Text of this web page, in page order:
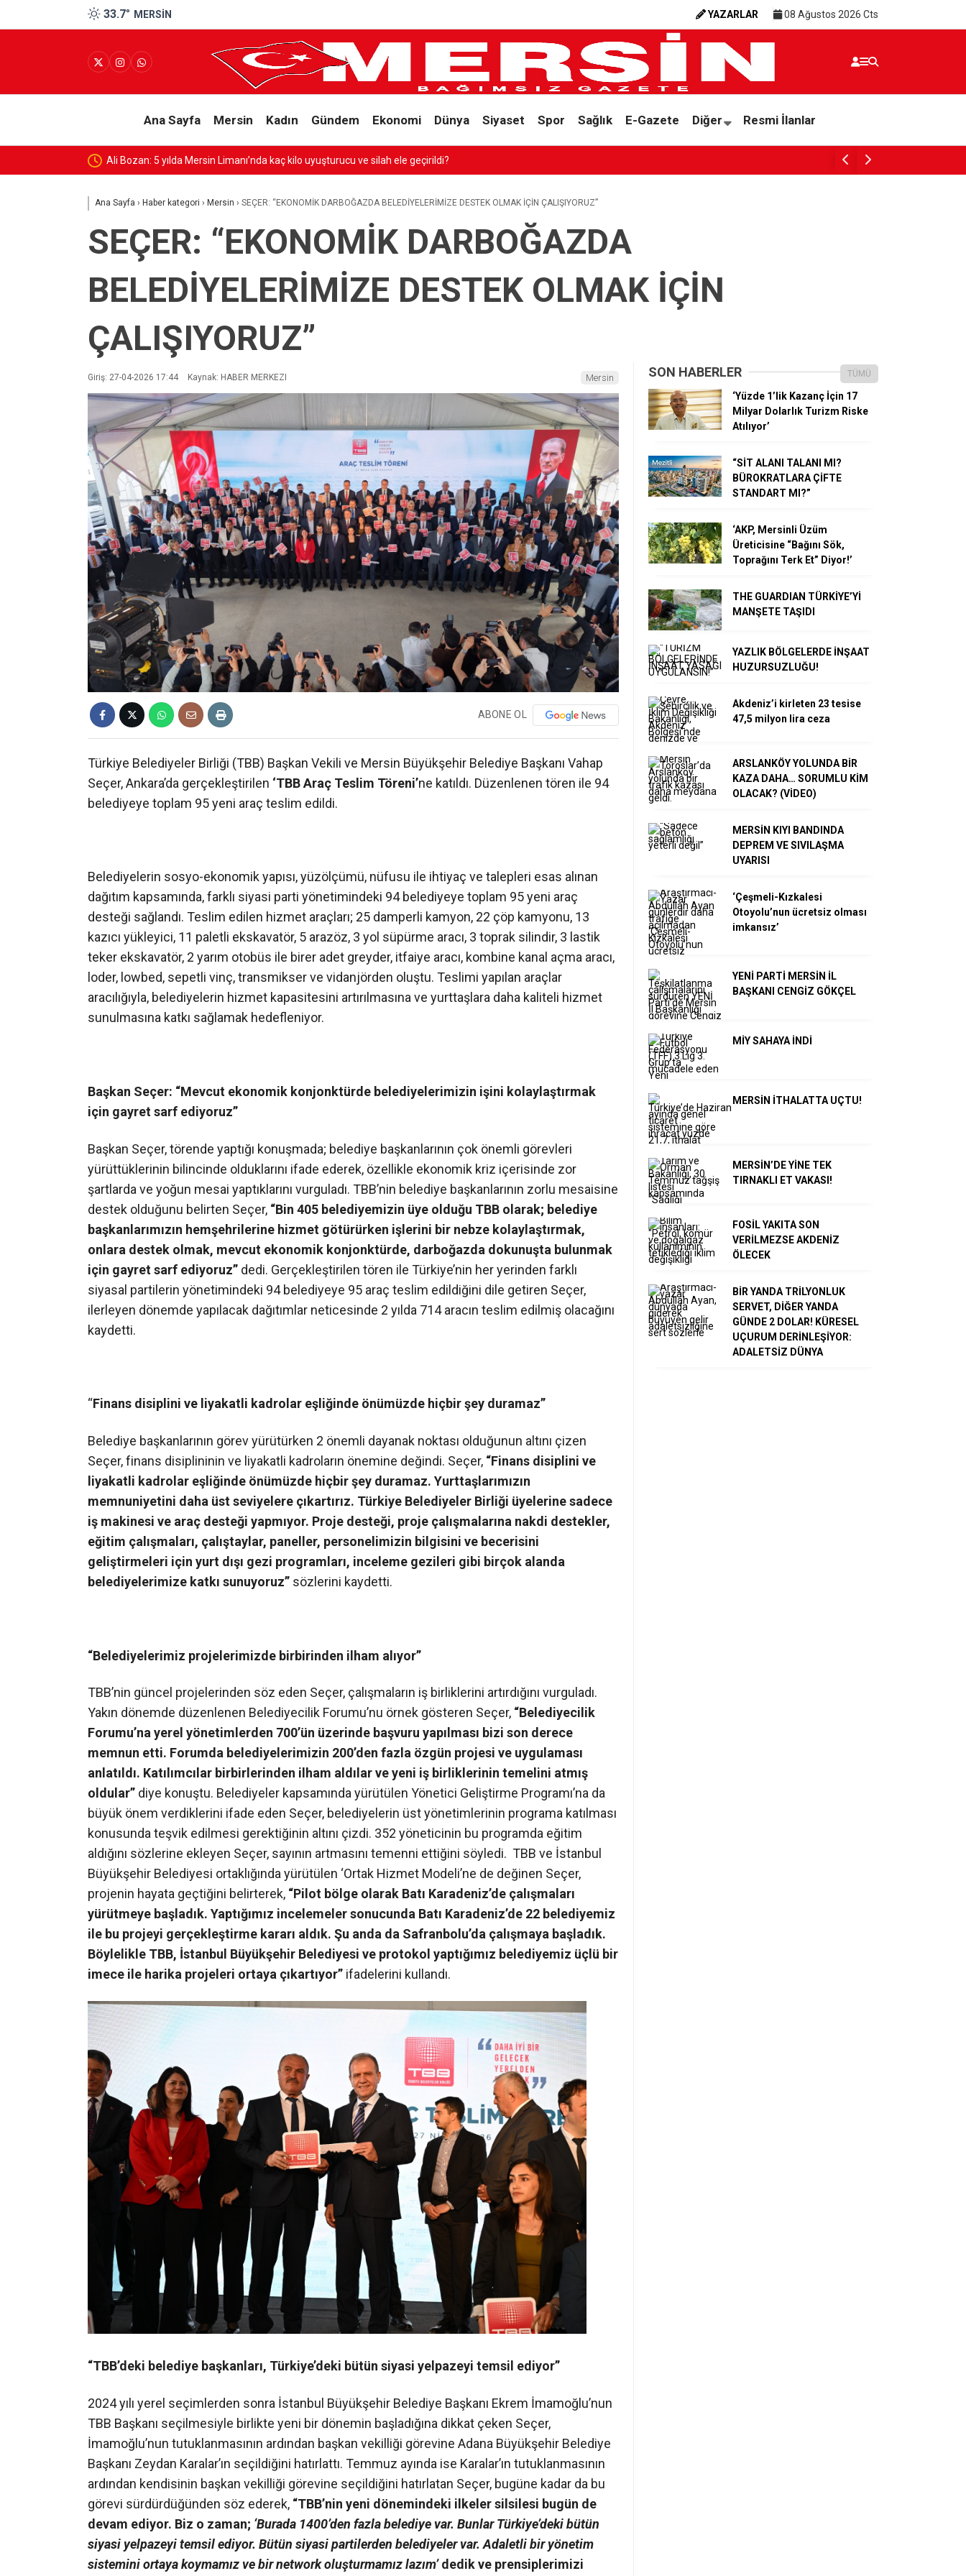
33.7° MERSIN YAZARLAR 08 Ağustos 2026 Cts
Ana Sayfa Mersin Kadın Gündem Ekonomi Dünya Siyaset Spor Sağlık E-Gazete Diğer Resmi İlanlar
Ali Bozan: 5 yılda Mersin Limanı’nda kaç kilo uyuşturucu ve silah ele geçirildi? “AVRUPA ÇÖPÜNDEN KURTULACAK DİYE
Ana Sayfa › Haber kategori › Mersin › SEÇER: “EKONOMİK DARBOĞAZDA BELEDİYELERİMİZE DESTEK OLMAK İÇİN ÇALIŞIYORUZ”
SEÇER: “EKONOMİK DARBOĞAZDA
BELEDİYELERİMİZE DESTEK OLMAK İÇİN
ÇALIŞIYORUZ”
Giriş: 27-04-2026 17:44 Kaynak: HABER MERKEZI Mersin
ABONE OL
Türkiye Belediyeler Birliği (TBB) Başkan Vekili ve Mersin Büyükşehir Belediye Başkanı Vahap
Seçer, Ankara’da gerçekleştirilen ‘TBB Araç Teslim Töreni’ne katıldı. Düzenlenen tören ile 94
belediyeye toplam 95 yeni araç teslim edildi.
Belediyelerin sosyo-ekonomik yapısı, yüzölçümü, nüfusu ile ihtiyaç ve talepleri esas alınan
dağıtım kapsamında, farklı siyasi parti yönetimindeki 94 belediyeye toplam 95 yeni araç
desteği sağlandı. Teslim edilen hizmet araçları; 25 damperli kamyon, 22 çöp kamyonu, 13
kazıcı yükleyici, 11 paletli ekskavatör, 5 arazöz, 3 yol süpürme aracı, 3 toprak silindir, 3 lastik
teker ekskavatör, 2 yarım otobüs ile birer adet greyder, itfaiye aracı, kombine kanal açma aracı,
loder, lowbed, sepetli vinç, transmikser ve vidanjörden oluştu. Teslimi yapılan araçlar
aracılığıyla, belediyelerin hizmet kapasitesini artırılmasına ve yurttaşlara daha kaliteli hizmet
sunulmasına katkı sağlamak hedefleniyor.
Başkan Seçer: “Mevcut ekonomik konjonktürde belediyelerimizin işini kolaylaştırmak
için gayret sarf ediyoruz”
Başkan Seçer, törende yaptığı konuşmada; belediye başkanlarının çok önemli görevleri
yürüttüklerinin bilincinde olduklarını ifade ederek, özellikle ekonomik kriz içerisinde zor
şartlarda ve yoğun mesai yaptıklarını vurguladı. TBB’nin belediye başkanlarının zorlu mesaisine
destek olduğunu belirten Seçer, “Bin 405 belediyemizin üye olduğu TBB olarak; belediye
başkanlarımızın hemşehrilerine hizmet götürürken işlerini bir nebze kolaylaştırmak,
onlara destek olmak, mevcut ekonomik konjonktürde, darboğazda dokunuşta bulunmak
için gayret sarf ediyoruz” dedi. Gerçekleştirilen tören ile Türkiye’nin her yerinden farklı
siyasal partilerin yönetimindeki 94 belediyeye 95 araç teslim edildiğini dile getiren Seçer,
ilerleyen dönemde yapılacak dağıtımlar neticesinde 2 yılda 714 aracın teslim edilmiş olacağını
kaydetti.
“Finans disiplini ve liyakatli kadrolar eşliğinde önümüzde hiçbir şey duramaz”
Belediye başkanlarının görev yürütürken 2 önemli dayanak noktası olduğunun altını çizen
Seçer, finans disiplininin ve liyakatli kadroların önemine değindi. Seçer, “Finans disiplini ve
liyakatli kadrolar eşliğinde önümüzde hiçbir şey duramaz. Yurttaşlarımızın
memnuniyetini daha üst seviyelere çıkartırız. Türkiye Belediyeler Birliği üyelerine sadece
iş makinesi ve araç desteği yapmıyor. Proje desteği, proje çalışmalarına nakdi destekler,
eğitim çalışmaları, çalıştaylar, paneller, personelimizin bilgisini ve becerisini
geliştirmeleri için yurt dışı gezi programları, inceleme gezileri gibi birçok alanda
belediyelerimize katkı sunuyoruz” sözlerini kaydetti.
“Belediyelerimiz projelerimizde birbirinden ilham alıyor”
TBB’nin güncel projelerinden söz eden Seçer, çalışmaların iş birliklerini artırdığını vurguladı.
Yakın dönemde düzenlenen Belediyecilik Forumu’nu örnek gösteren Seçer, “Belediyecilik
Forumu’na yerel yönetimlerden 700’ün üzerinde başvuru yapılması bizi son derece
memnun etti. Forumda belediyelerimizin 200’den fazla özgün projesi ve uygulaması
anlatıldı. Katılımcılar birbirlerinden ilham aldılar ve yeni iş birliklerinin temelini atmış
oldular” diye konuştu. Belediyeler kapsamında yürütülen Yönetici Geliştirme Programı’na da
büyük önem verdiklerini ifade eden Seçer, belediyelerin üst yönetimlerinin programa katılması
konusunda teşvik edilmesi gerektiğinin altını çizdi. 352 yöneticinin bu programda eğitim
aldığını sözlerine ekleyen Seçer, sayının artmasını temenni ettiğini söyledi. TBB ve İstanbul
Büyükşehir Belediyesi ortaklığında yürütülen ‘Ortak Hizmet Modeli’ne de değinen Seçer,
projenin hayata geçtiğini belirterek, “Pilot bölge olarak Batı Karadeniz’de çalışmaları
yürütmeye başladık. Yaptığımız incelemeler sonucunda Batı Karadeniz’de 22 belediyemiz
ile bu projeyi gerçekleştirme kararı aldık. Şu anda da Safranbolu’da çalışmaya başladık.
Böylelikle TBB, İstanbul Büyükşehir Belediyesi ve protokol yaptığımız belediyemiz üçlü bir
imece ile harika projeleri ortaya çıkartıyor” ifadelerini kullandı.
“TBB’deki belediye başkanları, Türkiye’deki bütün siyasi yelpazeyi temsil ediyor”
2024 yılı yerel seçimlerden sonra İstanbul Büyükşehir Belediye Başkanı Ekrem İmamoğlu’nun
TBB Başkanı seçilmesiyle birlikte yeni bir dönemin başladığına dikkat çeken Seçer,
İmamoğlu’nun tutuklanmasının ardından başkan vekilliği görevine Adana Büyükşehir Belediye
Başkanı Zeydan Karalar’ın seçildiğini hatırlattı. Temmuz ayında ise Karalar’ın tutuklanmasının
ardından kendisinin başkan vekilliği görevine seçildiğini hatırlatan Seçer, bugüne kadar da bu
görevi sürdürdüğünden söz ederek, “TBB’nin yeni dönemindeki ilkeler silsilesi bugün de
devam ediyor. Biz o zaman; ‘Burada 1400’den fazla belediye var. Bunlar Türkiye’deki bütün
siyasi yelpazeyi temsil ediyor. Bütün siyasi partilerden belediyeler var. Adaletli bir yönetim
sistemini ortaya koymamız ve bir network oluşturmamız lazım’dedik ve prensiplerimizi
SON HABERLER TÜMÜ
‘Yüzde 1’lik Kazanç İçin 17
Milyar Dolarlık Turizm Riske
Atılıyor’
“SİT ALANI TALANI MI?
BÜROKRATLARA ÇİFTE
STANDART MI?”
‘AKP, Mersinli Üzüm
Üreticisine “Bağını Sök,
Toprağını Terk Et” Diyor!’
THE GUARDIAN TÜRKİYE’Yİ
MANŞETE TAŞIDI
YAZLIK BÖLGELERDE İNŞAAT
HUZURSUZLUĞU!
Akdeniz’i kirleten 23 tesise
47,5 milyon lira ceza
ARSLANKÖY YOLUNDA BİR
KAZA DAHA… SORUMLU KİM
OLACAK? (VİDEO)
MERSİN KIYI BANDINDA
DEPREM VE SIVILAŞMA
UYARISI
‘Çeşmeli-Kızkalesi
Otoyolu’nun ücretsiz olması
imkansız’
YENİ PARTİ MERSİN İL
BAŞKANI CENGİZ GÖKÇEL
MİY SAHAYA İNDİ
MERSİN İTHALATTA UÇTU!
MERSİN’DE YİNE TEK
TIRNAKLI ET VAKASI!
FOSİL YAKITA SON
VERİLMEZSE AKDENİZ
ÖLECEK
BİR YANDA TRİLYONLUK
SERVET, DİĞER YANDA
GÜNDE 2 DOLAR! KÜRESEL
UÇURUM DERİNLEŞİYOR:
ADALETSİZ DÜNYA